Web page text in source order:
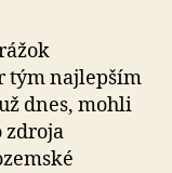
tým najlepším
dnes, mohli
zdroja